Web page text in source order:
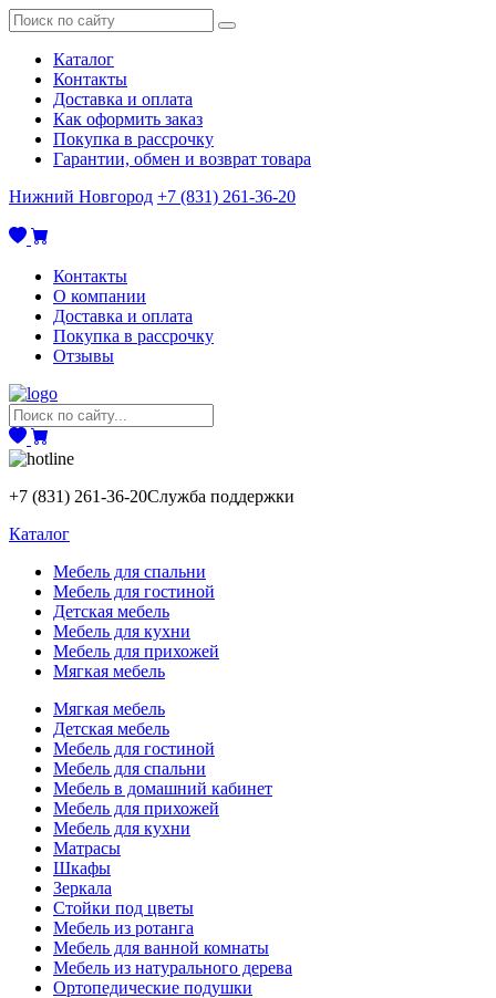
Каталог
Контакты
Доставка и оплата
Как оформить заказ
Покупка в рассрочку
Гарантии, обмен и возврат товара
Нижний Новгород +7 (831) 261-36-20
Контакты
О компании
Доставка и оплата
Покупка в рассрочку
Отзывы
+7 (831) 261-36-20Служба поддержки
Каталог
Мебель для спальни
Мебель для гостиной
Детская мебель
Мебель для кухни
Мебель для прихожей
Мягкая мебель
Мягкая мебель
Детская мебель
Мебель для гостиной
Мебель для спальни
Мебель в домашний кабинет
Мебель для прихожей
Мебель для кухни
Матрасы
Шкафы
Зеркала
Стойки под цветы
Мебель из ротанга
Мебель для ванной комнаты
Мебель из натурального дерева
Ортопедические подушки